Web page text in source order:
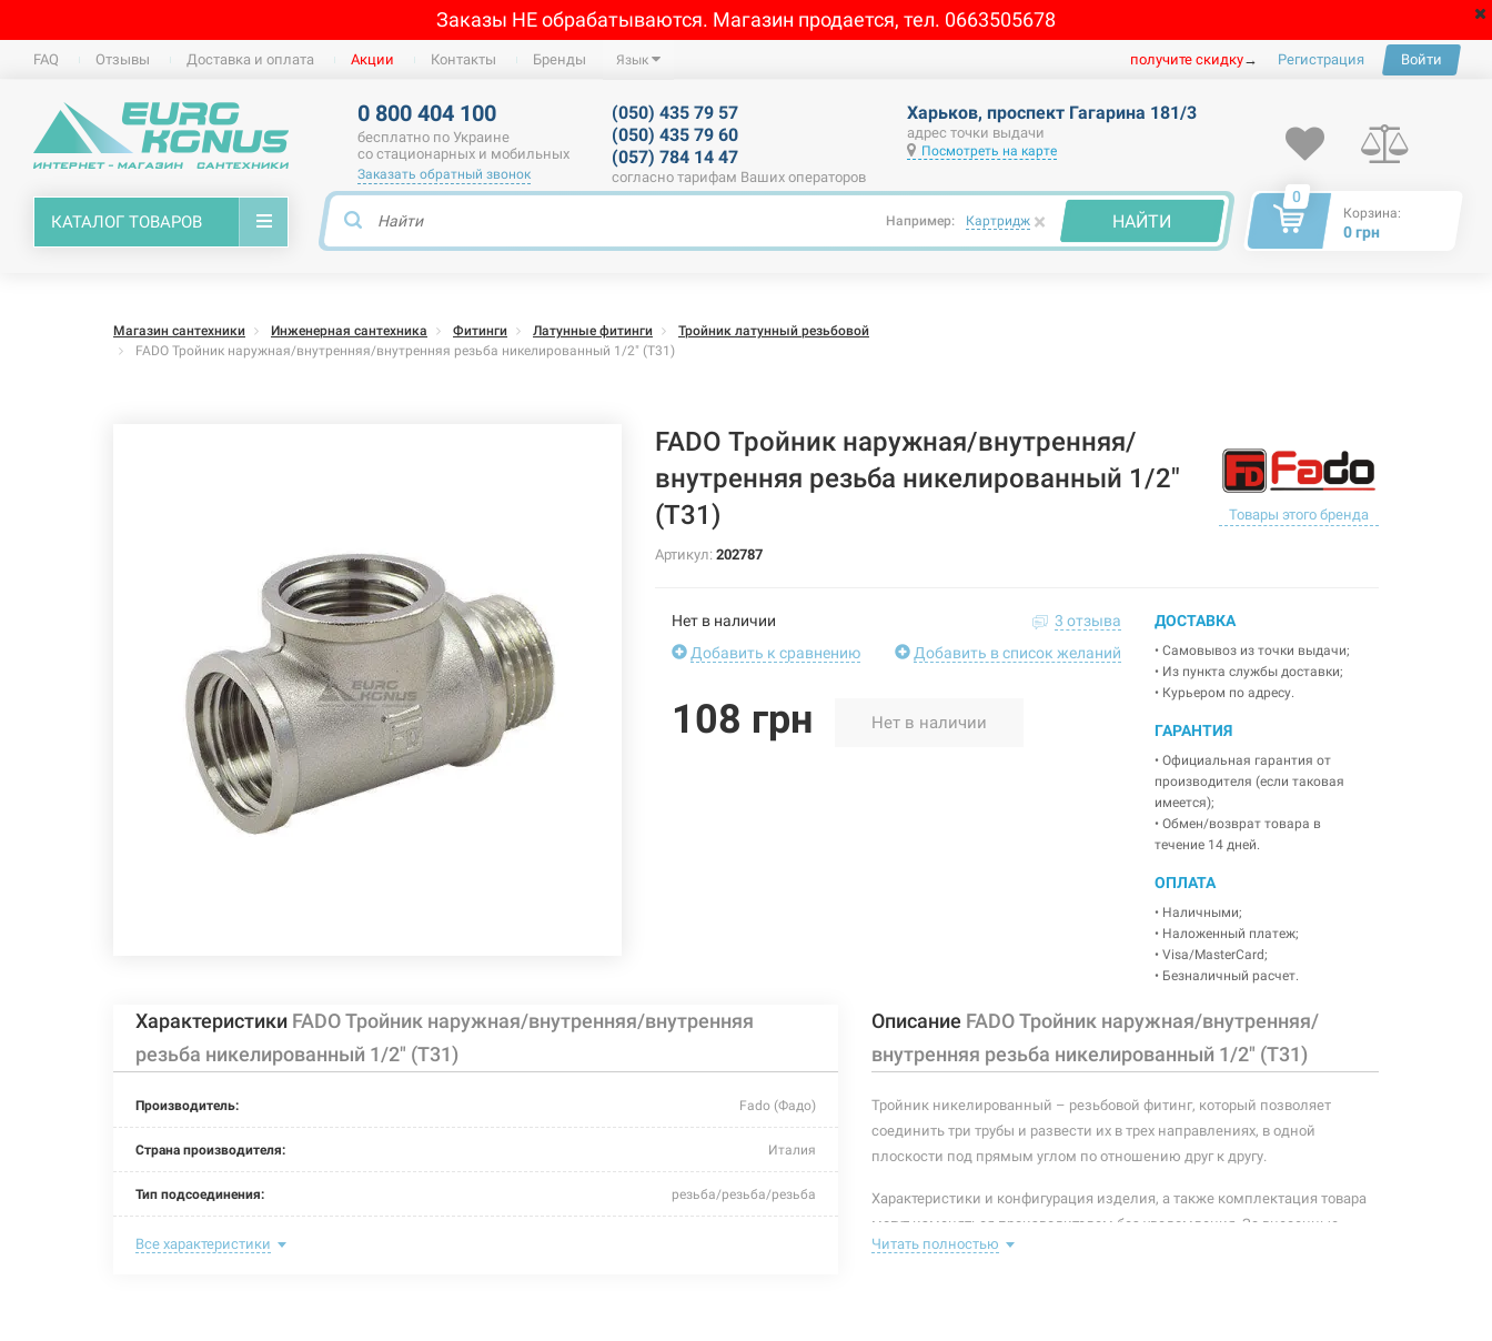
Заказы НЕ обрабатываются. Магазин продается, тел. 0663505678
FAQ Отзывы Доставка и оплата Акции Контакты Бренды Язык получите скидку→ Регистрация Войти
0 800 404 100
бесплатно по Украине
со стационарных и мобильных
Заказать обратный звонок
(050) 435 79 57
(050) 435 79 60
(057) 784 14 47
согласно тарифам Ваших операторов
Харьков, проспект Гагарина 181/3
адрес точки выдачи
Посмотреть на карте
КАТАЛОГ ТОВАРОВ Например: Картридж × НАЙТИ
0
Корзина:
0 грн
Магазин сантехники Инженерная сантехника Фитинги Латунные фитинги
Тройник латунный резьбовой
FADO Тройник наружная/внутренняя/внутренняя резьба никелированный 1/2" (T31)
FADO Тройник наружная/внутренняя/
внутренняя резьба никелированный 1/2"
(T31)
Товары этого бренда
Артикул: 202787
Нет в наличии
3 отзыва
Добавить к сравнению
Добавить в список желаний
108 грн Нет в наличии
ДОСТАВКА
• Самовывоз из точки выдачи;
• Из пункта службы доставки;
• Курьером по адресу.
ГАРАНТИЯ
• Официальная гарантия от
производителя (если таковая
имеется);
• Обмен/возврат товара в
течение 14 дней.
ОПЛАТА
• Наличными;
• Наложенный платеж;
• Visa/MasterCard;
• Безналичный расчет.
Характеристики FADO Тройник наружная/внутренняя/внутренняя
резьба никелированный 1/2" (T31)
Производитель: Fado (Фадо)
Страна производителя: Италия
Тип подсоединения: резьба/резьба/резьба
Номинальное давление:
Все характеристики
Описание FADO Тройник наружная/внутренняя/
внутренняя резьба никелированный 1/2" (T31)
Тройник никелированный – резьбовой фитинг, который позволяет
соединить три трубы и развести их в трех направлениях, в одной
плоскости под прямым углом по отношению друг к другу.
Характеристики и конфигурация изделия, а также комплектация товара
могут изменяться производителем без уведомления. За внесенные
производителем изменения, магазин ответственности не несет.
Читать полностью